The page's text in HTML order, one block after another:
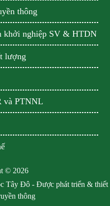
thông
khởi nghiệp SV & HTDN
lượng
và PTNNL
© 2026
Tây Đô - Được phát triển & thiết
thông